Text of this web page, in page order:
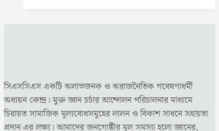
সিএসসিএস একটি অলাভজনক ও অরাজনৈতিক গবেষণাধর্মী
অধ্যয়ন কেন্দ্র। মুক্ত জ্ঞান চর্চার আন্দোলন পরিচালনার মাধ্যমে
চিরায়ত সামাজিক মূল্যবোধসমূহের লালন ও বিকাশ সাধনে সহায়তা
প্রদান এর লক্ষ্য। আমাদের জনগোষ্ঠীর মূল সমস্যা হলো জ্ঞানের,